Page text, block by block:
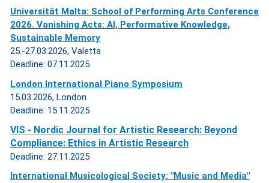
Universität Malta: School of Performing Arts Conference
2026. Vanishing Acts: AI, Performative Knowledge,
Sustainable Memory
25.-27.03.2026, Valetta
Deadline: 07.11.2025
London International Piano Symposium
15.03.2026, London
Deadline: 15.11.2025
VIS - Nordic Journal for Artistic Research: Beyond
Compliance: Ethics in Artistic Research
Deadline: 27.11.2025
International Musicological Society: "Music and Media"